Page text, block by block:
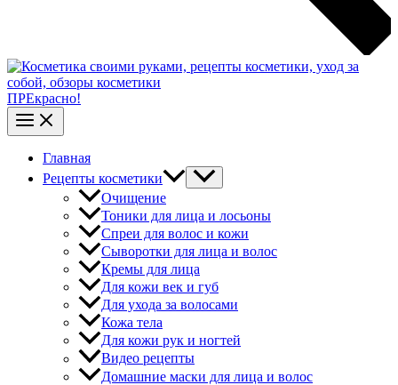
ПРЕкрасно!
Главная
Рецепты косметики
Очищение
Тоники для лица и лосьоны
Спреи для волос и кожи
Сыворотки для лица и волос
Кремы для лица
Для кожи век и губ
Для ухода за волосами
Кожа тела
Для кожи рук и ногтей
Видео рецепты
Домашние маски для лица и волос